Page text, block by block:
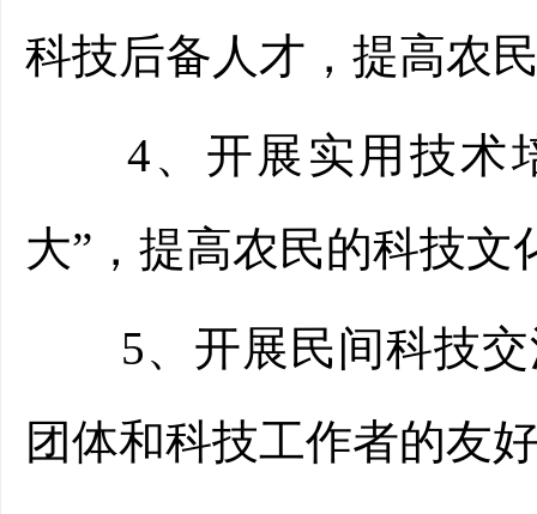
科技后备人才，提高农
4、开展实用技术培
大”，提高农民的科技文
5、开展民间科技交
团体和科技工作者的友